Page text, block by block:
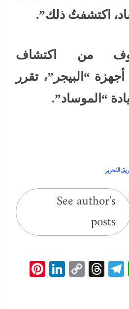
اكتشفتُ ذلك”.
من اكتشاف
“البيجر”، تقرر
“الموساد”.
التحرير
See author's
posts
WhatsApp
Telegram
Threads
Copy